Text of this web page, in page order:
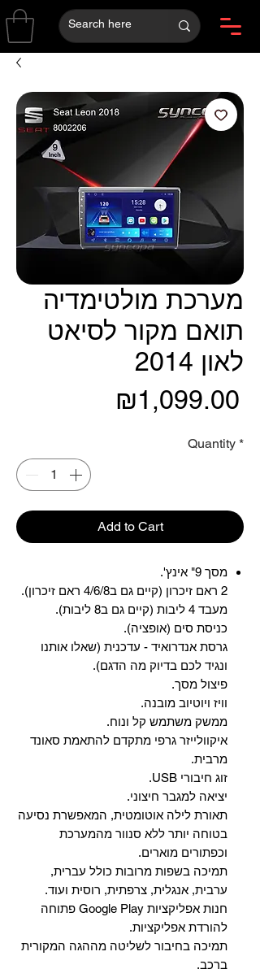
מערכת מולטימדיה
תואם מקור לסיאט
לאון 2014
₪1,099.00
Quantity *
Add to Cart
מסך 9" אינץ'.
2 ראם זיכרון (קיים גם ב4/6/8 ראם זיכרון).
מעבד 4 ליבות (קיים גם ב8 ליבות).
כניסת סים (אופציה).
גרסת אנדרואיד - עדכנית (שאלו אותנו
ונגיד לכם בדיוק מה הדגם).
פיצול מסך.
וויז ויוטיוב מובנה.
ממשק משתמש קל ונוח.
איקוולייזר גרפי מתקדם להתאמת סאונד
מרבית.
זוג חיבורי USB.
יציאה למגבר חיצוני.
תאורת לילה אוטומטית, המאפשרת נסיעה
בטוחה יותר ללא סנוור מהמערכת
וכפתורים מוארים.
תמיכה בשפות מרובות כולל עברית,
ערבית, אנגלית, צרפתית, רוסית ועוד.
‏חנות אפליקציות Google Play פתוחה
להורדת אפליקציות.
‏תמיכה בחיבור לשליטה מההגה המקורית
ברכב.